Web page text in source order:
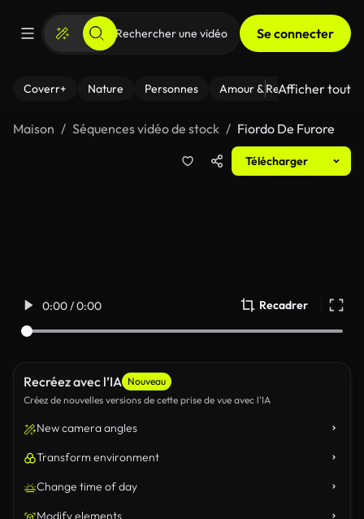
Se connecter
Coverr+ Nature Personnes Amour & Relations Le
Afficher tout
Maison Séquences vidéo de stock Fiordo De Furore
Télécharger
0:00 / 0:00 Recadrer
Recréez avec l’IA Nouveau
Créez de nouvelles versions de cette prise de vue avec l’IA
New camera angles
Transform environment
Change time of day
Modify elements